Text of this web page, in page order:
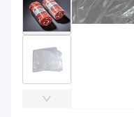
宽度（mm）